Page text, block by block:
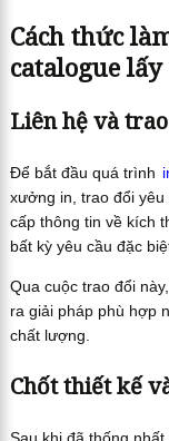
Cách thức
catalogue
Liên hệ và
Để bắt đầu quá trình
xưởng in, trao đổi yêu
cấp thông tin về kích
bất kỳ yêu cầu đặc
Qua cuộc trao đổi
ra giải pháp phù hợp
chất lượng.
Chốt thiết kế